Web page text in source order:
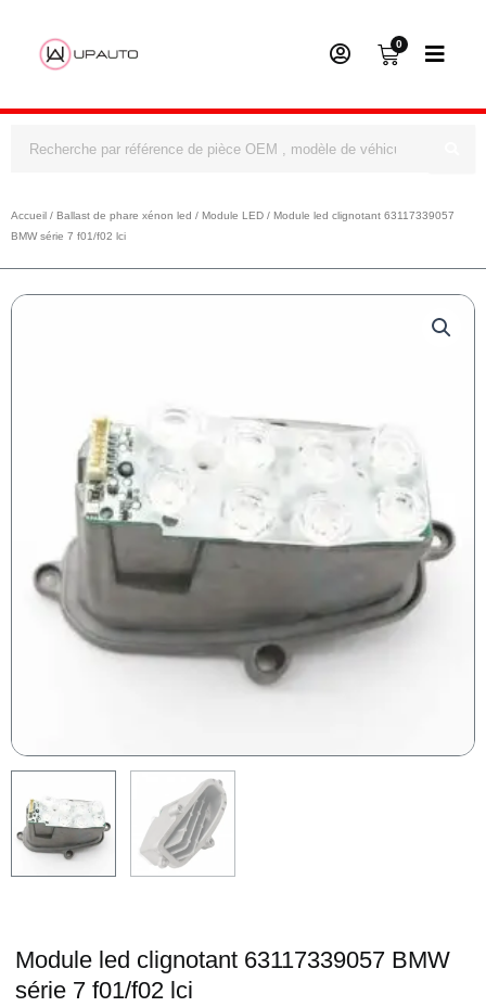
0
Panier
Accueil / Ballast de phare xénon led / Module LED / Module led clignotant 63117339057
BMW série 7 f01/f02 lci
Module led clignotant 63117339057 BMW
série 7 f01/f02 lci